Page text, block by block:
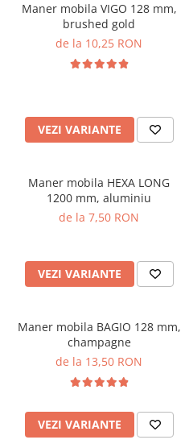
Maner mobila VIGO 128 mm,
brushed gold
de la 10,25 RON
VEZI VARIANTE
Maner mobila HEXA LONG
1200 mm, aluminiu
de la 7,50 RON
VEZI VARIANTE
Maner mobila BAGIO 128 mm,
champagne
de la 13,50 RON
VEZI VARIANTE